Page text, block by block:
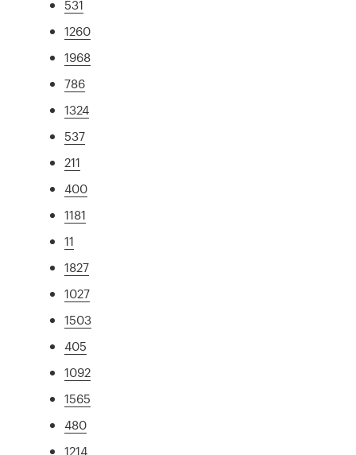
531
1260
1968
786
1324
537
211
400
1181
11
1827
1027
1503
405
1092
1565
480
1214